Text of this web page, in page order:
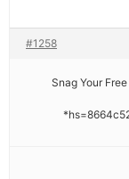
#1258
* * * Snag Your